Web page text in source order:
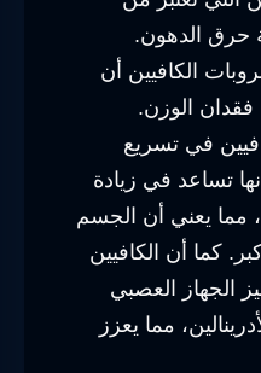
حرق الدهون.
الكافيين أن
الوزن.
في تسريع
تساعد في زيادة
يعني أن الجسم
كما أن الكافيين
الجهاز العصبي
مما يعزز